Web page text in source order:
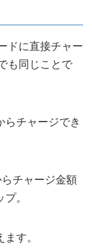
ドに直接チャー
も同じことで
らチャージでき
チャージ金額
。
す。